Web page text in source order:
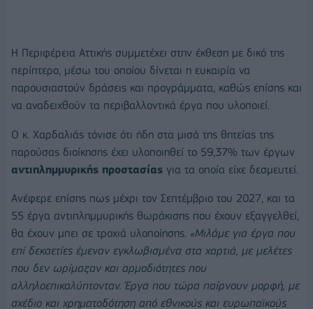
Η Περιφέρεια Αττικής συμμετέχει στην έκθεση με δικό της
περίπτερο, μέσω του οποίου δίνεται η ευκαιρία να
παρουσιαστούν δράσεις και προγράμματα, καθώς επίσης και
να αναδειχθούν τα περιβαλλοντικά έργα που υλοποιεί.
Ο κ. Χαρδαλιάς τόνισε ότι ήδη στα μισά της θητείας της
παρούσας διοίκησης έχει υλοποιηθεί το 59,37% των έργων
αντιπλημμυρικής προστασίας για τα οποία είχε δεσμευτεί.
Ανέφερε επίσης πως μέχρι τον Σεπτέμβριο του 2027, και τα
55 έργα αντιπλημμυρικής θωράκισης που έχουν εξαγγελθεί,
θα έχουν μπει σε τροχιά υλοποίησης. «Μιλάμε για έργα που
επί δεκαετίες έμεναν εγκλωβισμένα στα χαρτιά, με μελέτες
που δεν ωρίμαζαν και αρμοδιότητες που
αλληλοεπικαλύπτονταν. Έργα που τώρα παίρνουν μορφή, με
σχέδιο και χρηματοδότηση από εθνικούς και ευρωπαϊκούς